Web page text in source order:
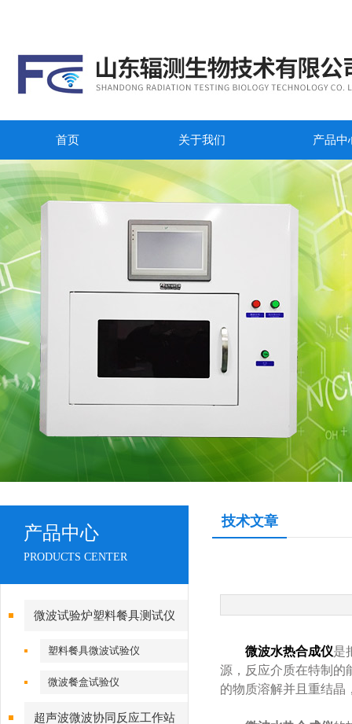
首页 关于我们 产品中
产品中心
PRODUCTS CENTER
微波试验炉塑料餐具测试仪
塑料餐具微波试验仪
微波餐盒试验仪
超声波微波协同反应工作站
技术文章
微波水热合成仪是
源，反应介质在特制的
的物质溶解并且重结晶